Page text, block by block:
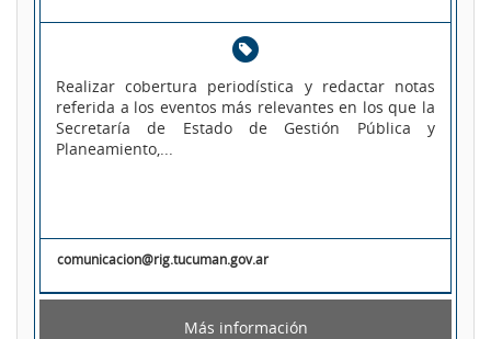
Realizar cobertura periodística y redactar notas
referida a los eventos más relevantes en los que la
Secretaría de Estado de Gestión Pública y
Planeamiento,...
comunicacion@rig.tucuman.gov.ar
Más información